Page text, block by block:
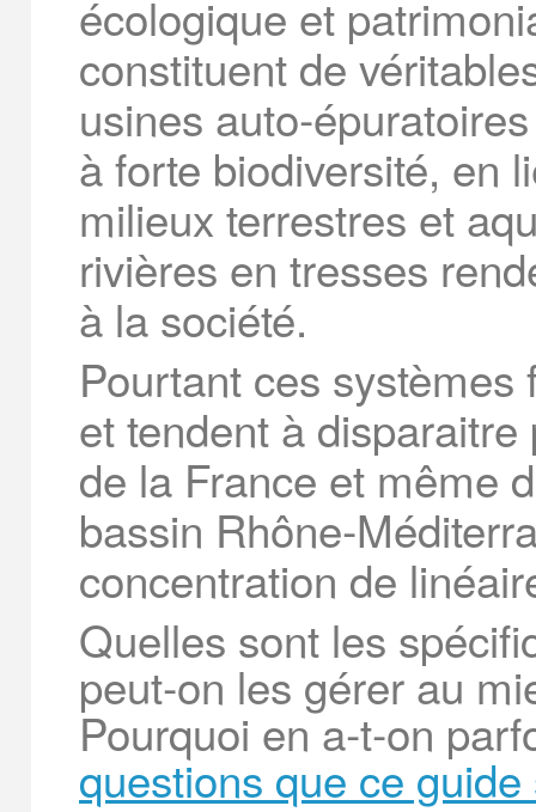
écologique et
constituent de
usines
à forte biodiversité, en
milieux terrestres et
rivières en tresses
à la société.
Pourtant ces
et tendent à disparaitre
de la France et même
bassin
concentration de
Quelles sont les
peut‐on les gérer au
Pourquoi en a‐t‐on
questions que ce